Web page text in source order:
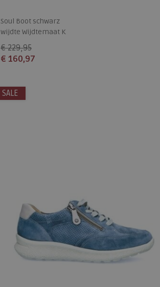
Soul Boot schwarz
wijdte Wijdtemaat K
€ 229,95
€ 160,97
6
SALE